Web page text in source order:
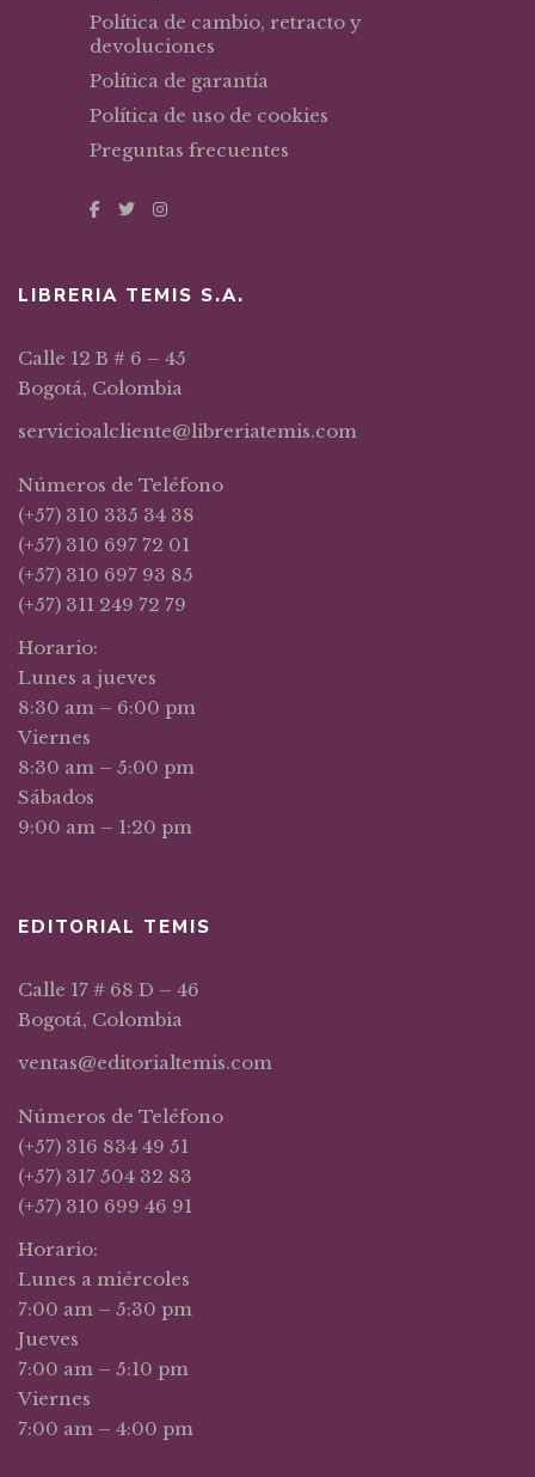
Política de cambio, retracto y
devoluciones
Política de garantía
Política de uso de cookies
Preguntas frecuentes
LIBRERIA TEMIS S.A.
Calle 12 B # 6 – 45
Bogotá, Colombia
servicioalcliente@libreriatemis.com
Números de Teléfono
(+57) 310 335 34 38
(+57) 310 697 72 01
(+57) 310 697 93 85
(+57) 311 249 72 79
Horario:
Lunes a jueves
8:30 am – 6:00 pm
Viernes
8:30 am – 5:00 pm
Sábados
9:00 am – 1:20 pm
EDITORIAL TEMIS
Calle 17 # 68 D – 46
Bogotá, Colombia
ventas@editorialtemis.com
Números de Teléfono
(+57) 316 834 49 51
(+57) 317 504 32 83
(+57) 310 699 46 91
Horario:
Lunes a miércoles
7:00 am – 5:30 pm
Jueves
7:00 am – 5:10 pm
Viernes
7:00 am – 4:00 pm